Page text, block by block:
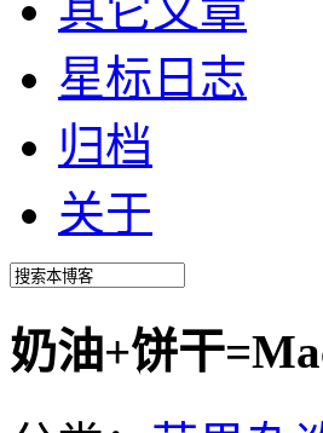
星标日志
归档
关于
奶油+饼干